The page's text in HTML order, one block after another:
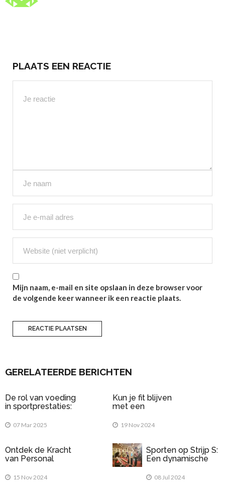
PLAATS EEN REACTIE
Mijn naam, e-mail en site opslaan in deze browser voor
de volgende keer wanneer ik een reactie plaats.
GERELATEERDE BERICHTEN
De rol van voeding
in sportprestaties:
na het sporten?
07 Mar 2025
Kun je fit blijven
met een
19 Nov 2024
Ontdek de Kracht
van Personal
Almere
15 Nov 2024
Sporten op Strijp S:
Een dynamische
sportliefhebbers
08 Jul 2024